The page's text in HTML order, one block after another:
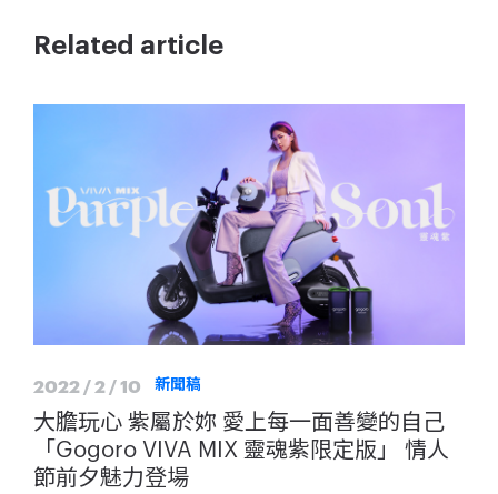
Related article
2022 / 2 / 10 新聞稿
大膽玩心 紫屬於妳 愛上每一面善變的自己
「Gogoro VIVA MIX 靈魂紫限定版」 情人
節前夕魅力登場